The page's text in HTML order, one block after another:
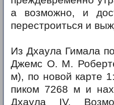
а возможно, и
перестроиться и
Из Дхаула Гимала
Джемс О. М.
м), по новой карте
пиком 7268 м и
Дхаула IV.